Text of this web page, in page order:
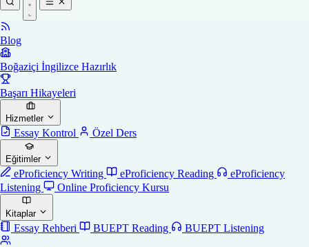
Blog
Boğaziçi İngilizce Hazırlık
Başarı Hikayeleri
Hizmetler
Essay Kontrol Özel Ders
Eğitimler
eProficiency Writing eProficiency Reading
eProficiency
Listening
Online Proficiency Kursu
Kitaplar
Essay Rehberi BUEPT Reading BUEPT Listening